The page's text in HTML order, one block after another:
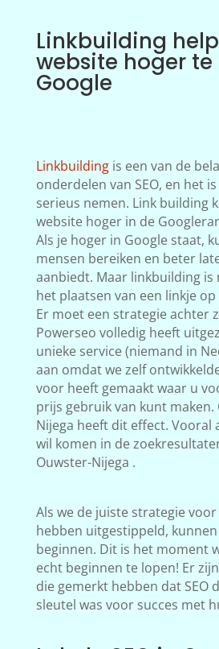
Linkbuilding
website hoger
Google
Linkbuildingis een van de
onderdelen van SEO, en het
serieus nemen. Link building
website hoger in de
Als je hoger in Google staat,
mensen bereiken en beter
aanbiedt. Maar linkbuilding is
het plaatsen van een linkje
Er moet een strategie achter
Powerseo volledig heeft
unieke service (niemand in
aan omdat we zelf
voor heeft gemaakt waar u
prijs gebruik van kunt maken.
Nijega heeft dit effect. Vooral
wil komen in de
Ouwster-Nijega .
Als we de juiste strategie
hebben uitgestippeld,
beginnen. Dit is het moment
echt beginnen te lopen! Er
die gemerkt hebben dat SEO
sleutel was voor succes met